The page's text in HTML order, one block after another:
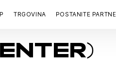
TRGOVINA POSTANITE